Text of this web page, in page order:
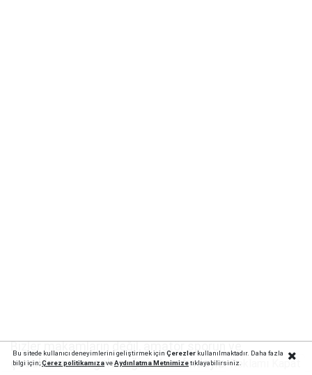
çocuklarımızın geleceğinin tarafındayız.
Bu sitede kullanıcı deneyimlerini geliştirmek için Çerezlerkullanılmaktadır. Daha fazla
bilgi için;Çerez politikamızaveAydınlatma Metnimizetıklayabilirsiniz.Reklamı Kapat